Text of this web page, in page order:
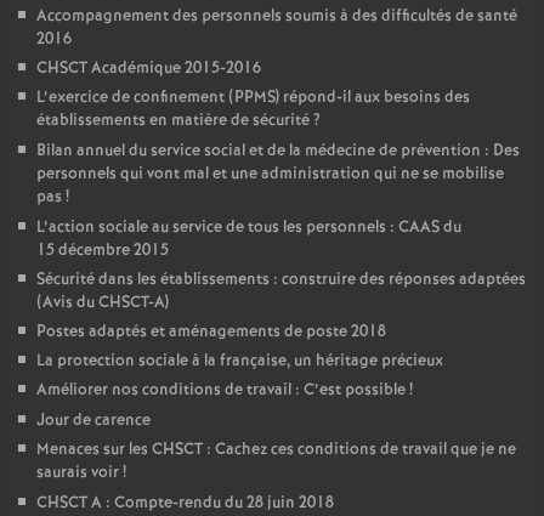
Accompagnement des personnels soumis à des difficultés de santé
2016
CHSCT Académique 2015-2016
L’exercice de confinement (PPMS) répond-il aux besoins des
établissements en matière de sécurité?
Bilan annuel du service social et de la médecine de prévention : Des
personnels qui vont mal et une administration qui ne se mobilise
pas !
L’action sociale au service de tous les personnels : CAAS du
15 décembre 2015
Sécurité dans les établissements : construire des réponses adaptées
(Avis du CHSCT-A)
Postes adaptés et aménagements de poste 2018
La protection sociale à la française, un héritage précieux
Améliorer nos conditions de travail : C’est possible!
Jour de carence
Menaces sur les CHSCT : Cachez ces conditions de travail que je ne
saurais voir!
CHSCT A : Compte-rendu du 28 juin 2018